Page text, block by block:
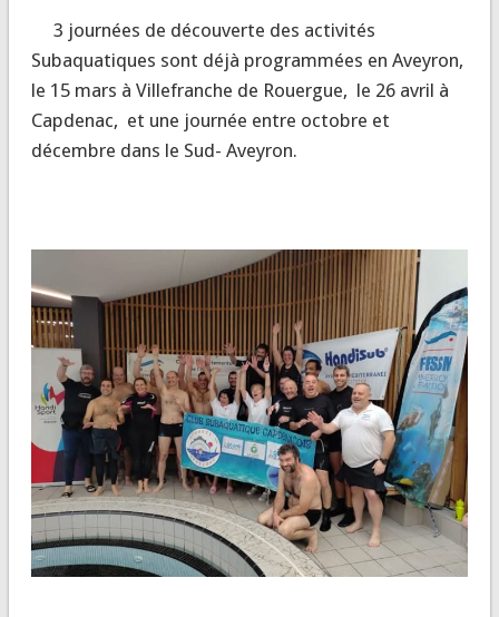
3 journées de découverte des activités
Subaquatiques sont déjà programmées en Aveyron,
le 15 mars à Villefranche de Rouergue, le 26 avril à
Capdenac, et une journée entre octobre et
décembre dans le Sud- Aveyron.